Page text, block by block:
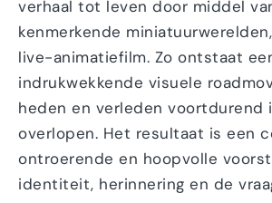
verhaal tot leven door middel
kenmerkende
live-animatiefilm. Zo ontstaat
indrukwekkende visuele
heden en verleden voortdurend
overlopen. Het resultaat is een
ontroerende en hoopvolle
identiteit, herinnering en de